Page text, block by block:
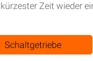
Zeit wieder
Schaltgetriebe